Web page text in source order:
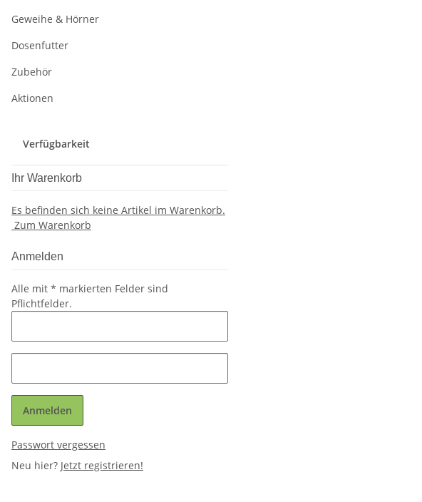
Geweihe & Hörner
Dosenfutter
Zubehör
Aktionen
Verfügbarkeit
Ihr Warenkorb
Es befinden sich keine Artikel im Warenkorb.
Zum Warenkorb
Anmelden
Alle mit * markierten Felder sind
Pflichtfelder.
Anmelden
Passwort vergessen
Neu hier? Jetzt registrieren!